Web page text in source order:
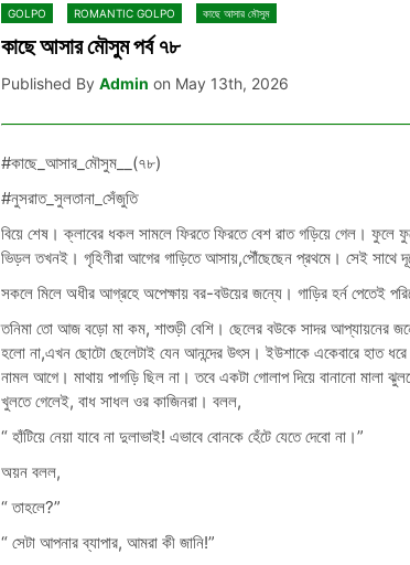
GOLPO ROMANTIC GOLPO কাছে আসার মৌসুম
কাছে আসার মৌসুম পর্ব ৭৮
Published By Admin on May 13th, 2026
#কাছে_আসার_মৌসুম__(৭৮)
#নুসরাত_সুলতানা_সেঁজুতি
বিয়ে শেষ। ক্লাবের ধকল সামলে ফিরতে ফিরতে বেশ রাত গড়িয়ে গেল। ফুলে
ভিড়ল তখনই। গৃহিণীরা আগের গাড়িতে আসায়,পৌঁছেছেন প্রথমে। সেই সাথে
সকলে মিলে অধীর আগ্রহে অপেক্ষায় বর-বউয়ের জন্যে। গাড়ির হর্ন পেতেই
তনিমা তো আজ বড়ো মা কম, শাশুড়ী বেশি। ছেলের বউকে সাদর আপ্যায়নের
হলো না,এখন ছোটো ছেলেটাই যেন আনন্দের উৎস। ইউশাকে একেবারে হাত ধরে
নামল আগে। মাথায় পাগড়ি ছিল না। তবে একটা গোলাপ দিয়ে বানানো মালা
খুলতে গেলেই, বাধ সাধল ওর কাজিনরা। বলল,
“ হাঁটিয়ে নেয়া যাবে না দুলাভাই! এভাবে বোনকে হেঁটে যেতে দেবো না।”
অয়ন বলল,
“ তাহলে?”
“ সেটা আপনার ব্যাপার, আমরা কী জানি!”